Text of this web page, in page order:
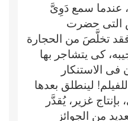
عندما سمع دَوِىَّ
التى حضرت
تخلَّصَ من الحجارة
كى يتشاجر بها
فى الاستنكار
لينطلق بعدها
غزير، يُقدَّر
من الجوائز